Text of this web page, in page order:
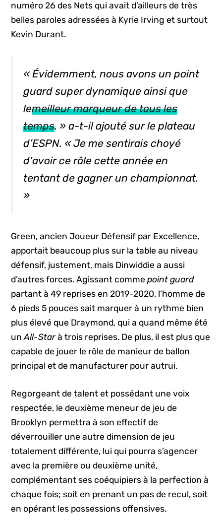
numéro 26 des Nets qui avait d’ailleurs de très
belles paroles adressées à Kyrie Irving et surtout
Kevin Durant.
« Évidemment, nous avons unpoint
guard super dynamique ainsi que
lemeilleur marqueur de tous les
temps. » a-t-il ajouté sur le plateau
d’ESPN. « Je me sentirais choyé
d’avoir ce rôle cette année en
tentant de gagner un championnat.
»
Green, ancien Joueur Défensif par Excellence,
apportait beaucoup plus sur la table au niveau
défensif, justement, mais Dinwiddie a aussi
d’autres forces. Agissant commepoint guard
partant à 49 reprises en 2019-2020, l’homme de
6 pieds 5 pouces sait marquer à un rythme bien
plus élevé que Draymond, qui a quand même été
unAll-Starà trois reprises. De plus, il est plus que
capable de jouer le rôle de manieur de ballon
principal et de manufacturer pour autrui.
Regorgeant de talent et possédant une voix
respectée, le deuxième meneur de jeu de
Brooklyn permettra à son effectif de
déverrouiller une autre dimension de jeu
totalement différente, lui qui pourra s’agencer
avec la première ou deuxième unité,
complémentant ses coéquipiers à la perfection à
chaque fois; soit en prenant un pas de recul, soit
en opérant les possessions offensives.